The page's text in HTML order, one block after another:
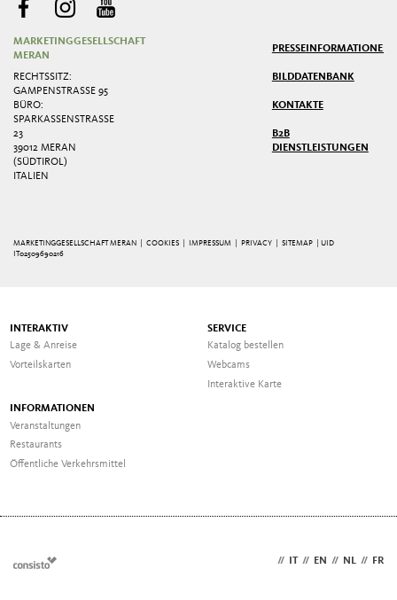
MARKETINGGESELLSCHAFT
MERAN
RECHTSSITZ:
GAMPENSTRASSE 95
BÜRO:
SPARKASSENSTRASSE 2
3
39012 MERAN
(SÜDTIROL)
ITALIEN
PRESSEINFORMATIONEN
BILDDATENBANK
KONTAKTE
B2B
DIENSTLEISTUNGEN
MARKETINGGESELLSCHAFT MERAN | COOKIES IMPRESSUM PRIVACY |SITEMAP
| UID
IT02509690216
INTERAKTIV
Lage & Anreise
Vorteilskarten
SERVICE
Katalog bestellen
Webcams
Interaktive Karte
INFORMATIONEN
Veranstaltungen
Restaurants
Öffentliche Verkehrsmittel
// // EN // NL // FR